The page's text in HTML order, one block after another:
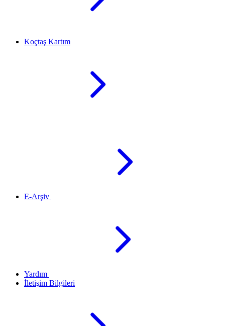
Koçtaş Kartım
E-Arşiv
Yardım
İletişim Bilgileri